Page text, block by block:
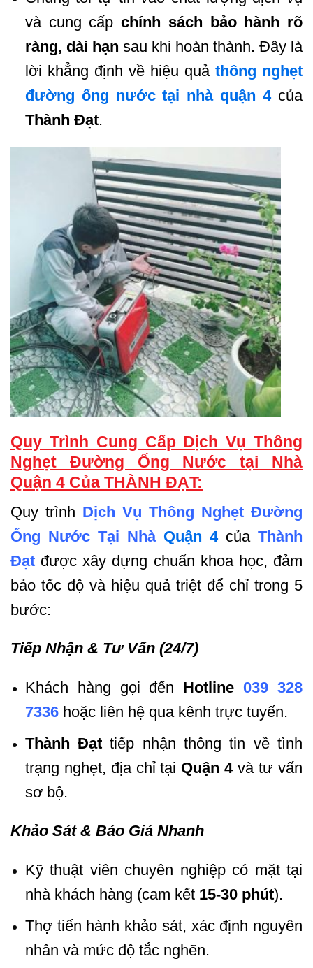
và cung cấpchính sách bảo hành rõ
ràng, dài hạn sau khi hoàn thành. Đây là
lời khẳng định về hiệu quả thông nghẹt
đường ống nước tại nhà quận 4của
Thành Đạt.
Quy Trình Cung Cấp Dịch Vụ Thông
Nghẹt Đường Ống Nước tại Nhà
Quận 4 Của THÀNH ĐẠT:
Quy trình Dịch Vụ Thông Nghẹt Đường
Ống Nước Tại NhàQuận 4của Thành
Đạt được xây dựng chuẩn khoa học, đảm
bảo tốc độ và hiệu quả triệt để chỉ trong 5
bước:
Tiếp Nhận & Tư Vấn (24/7)
Khách hàng gọi đến Hotline039 328
7336hoặc liên hệ qua kênh trực tuyến.
Thành Đạt tiếp nhận thông tin về tình
trạng nghẹt, địa chỉ tại Quận 4và tư vấn
sơ bộ.
Khảo Sát & Báo Giá Nhanh
Kỹ thuật viên chuyên nghiệp có mặt tại
nhà khách hàng (cam kết 15-30 phút).
Thợ tiến hành khảo sát, xác định nguyên
nhân và mức độ tắc nghẽn.